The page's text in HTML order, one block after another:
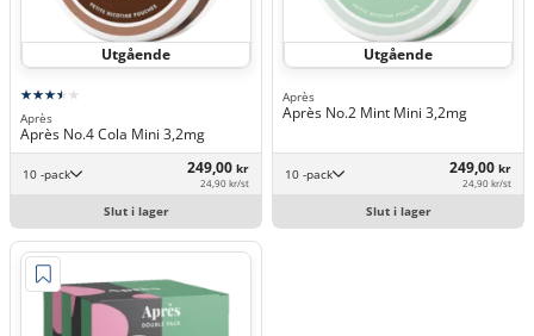
Utgående
Après
Après No.4 Cola Mini 3,2mg
10 -pack 249,00 kr
24,90 kr/st
Slut i lager
Utgående
Après
Après No.2 Mint Mini 3,2mg
10 -pack 249,00 kr
24,90 kr/st
Slut i lager